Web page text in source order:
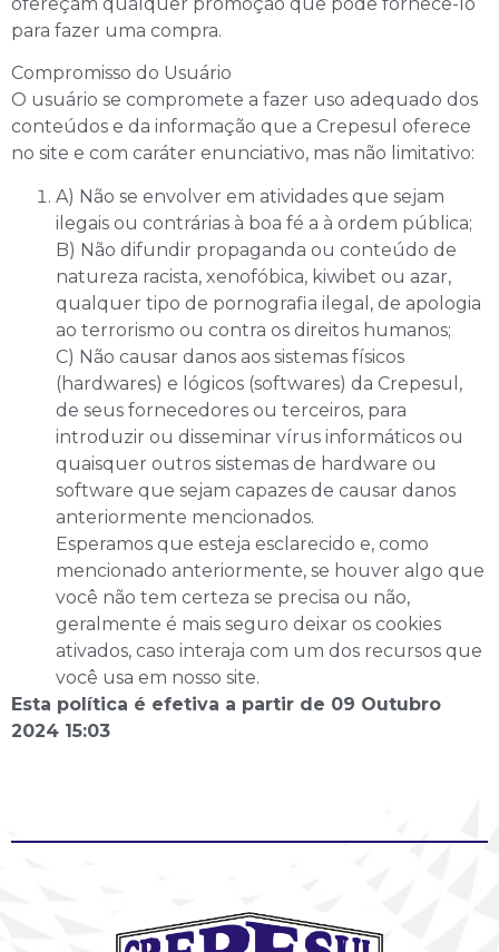
para fazer uma compra.
Compromisso do Usuário
O usuário se compromete a fazer uso adequado dos
conteúdos e da informação que a Crepesul oferece
no site e com caráter enunciativo, mas não limitativo:
A) Não se envolver em atividades que sejam
ilegais ou contrárias à boa fé a à ordem pública;
B) Não difundir propaganda ou conteúdo de
natureza racista, xenofóbica, kiwibet ou azar,
qualquer tipo de pornografia ilegal, de apologia
ao terrorismo ou contra os direitos humanos;
C) Não causar danos aos sistemas físicos
(hardwares) e lógicos (softwares) da Crepesul,
de seus fornecedores ou terceiros, para
introduzir ou disseminar vírus informáticos ou
quaisquer outros sistemas de hardware ou
software que sejam capazes de causar danos
anteriormente mencionados.
Esperamos que esteja esclarecido e, como
mencionado anteriormente, se houver algo que
você não tem certeza se precisa ou não,
geralmente é mais seguro deixar os cookies
ativados, caso interaja com um dos recursos que
você usa em nosso site.
Esta política é efetiva a partir de 09 Outubro
2024 15:03